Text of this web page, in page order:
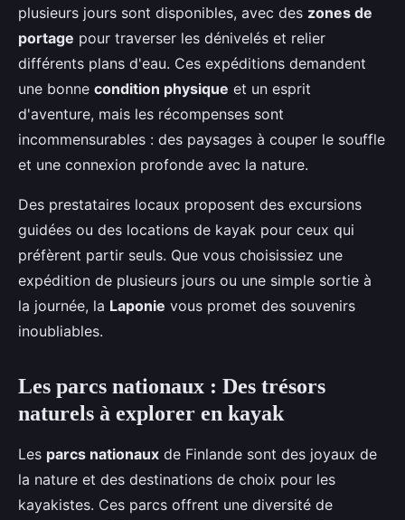
plusieurs jours sont disponibles, avec des zones de
portage pour traverser les dénivelés et relier
différents plans d'eau. Ces expéditions demandent
une bonne condition physique et un esprit
d'aventure, mais les récompenses sont
incommensurables : des paysages à couper le souffle
et une connexion profonde avec la nature.
Des prestataires locaux proposent des excursions
guidées ou des locations de kayak pour ceux qui
préfèrent partir seuls. Que vous choisissiez une
expédition de plusieurs jours ou une simple sortie à
la journée, la Laponie vous promet des souvenirs
inoubliables.
Les parcs nationaux : Des trésors
naturels à explorer en kayak
Les parcs nationaux de Finlande sont des joyaux de
la nature et des destinations de choix pour les
kayakistes. Ces parcs offrent une diversité de